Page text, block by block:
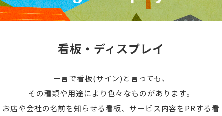
e
n
n
看板・ディスプレイ
一言で看板(サイン)と言っても、
その種類や用途により色々なものがあります。
お店や会社の名前を知らせる看板、サービス内容をPRする看